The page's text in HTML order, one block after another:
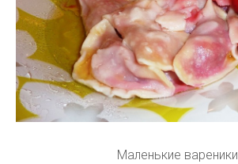
Маленькие вареники